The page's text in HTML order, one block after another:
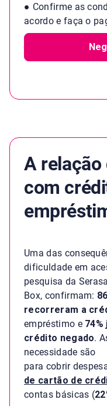
● Confirme as
acordo e faça o
A relação
com
Uma das
dificuldade em
pesquisa da
Box, confirmam:
recorreram a
empréstimo e
crédito negado.
necessidade são
para cobrir
de cartão de
contas básicas (